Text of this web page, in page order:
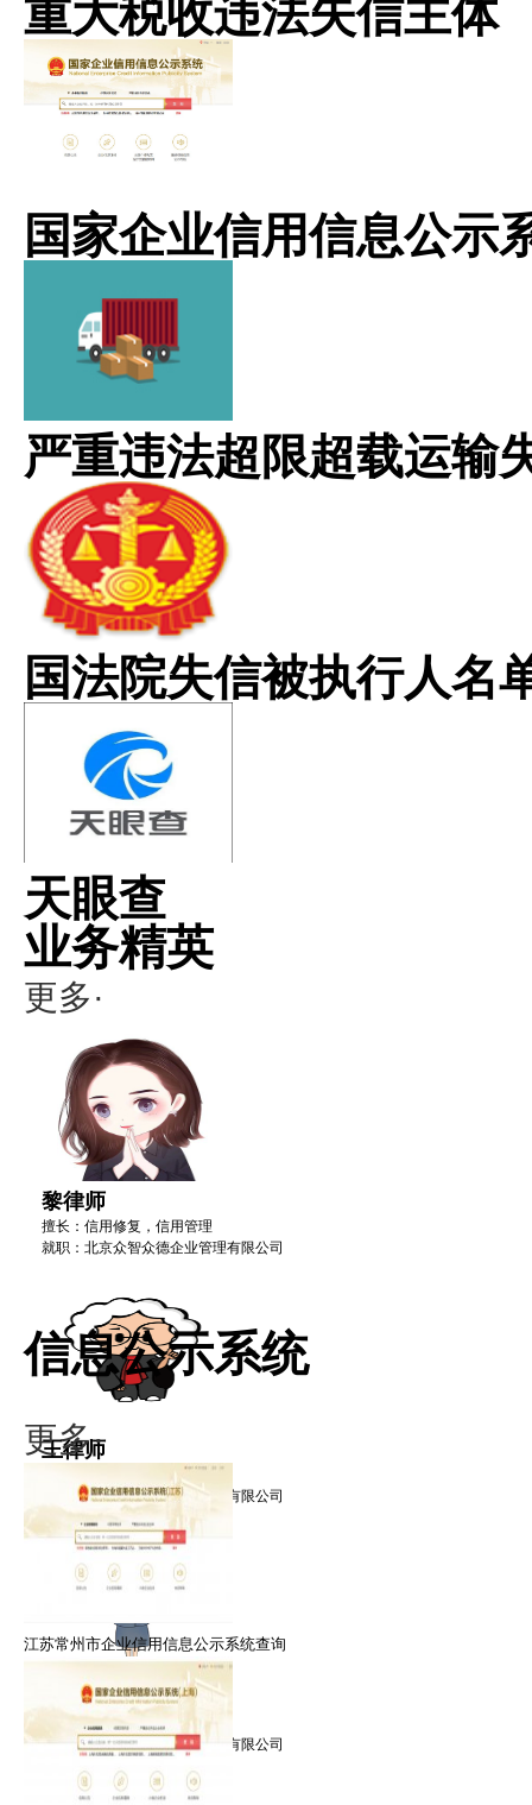
重大税收违法失信主体
国家企业信用信息公示
严重违法超限超载运输
国法院失信被执行人名
天眼查
业务精英
更多·
黎律师
擅长：信用修复，信用管理
就职：北京众智众德企业管理有限公司
王律师
擅长：信用修复，信用管理
就职：北京众智众德企业管理有限公司
郑律师
擅长：信用修复，信用管理
就职：北京众智众德企业管理有限公司
信息公示系统
更多·
江苏常州市企业信用信息公示系统查询